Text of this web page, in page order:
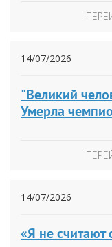
14/07/2026
"Великий
Умерла
14/07/2026
«Я не считают